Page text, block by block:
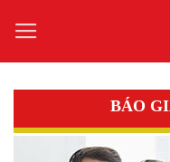
qua
nội
dung
BÁO